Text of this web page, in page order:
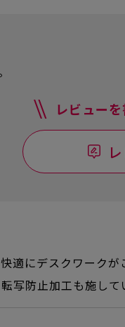
レビュー
適にデスクワーク
写防止加工も施して